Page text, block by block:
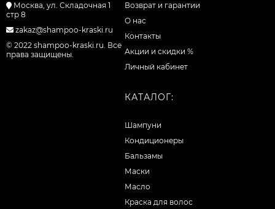
Москва, ул. Складочная 1
стр 8
zakaz@shampoo-kraski.ru
© 2022 shampoo-kraski.ru. Все
права защищены.
Возврат и гарантии
О нас
Контакты
Акции и скидки %
Личный кабинет
КАТАЛОГ:
Шампуни
Кондиционеры
Бальзамы
Маски
Масло
Краска для волос